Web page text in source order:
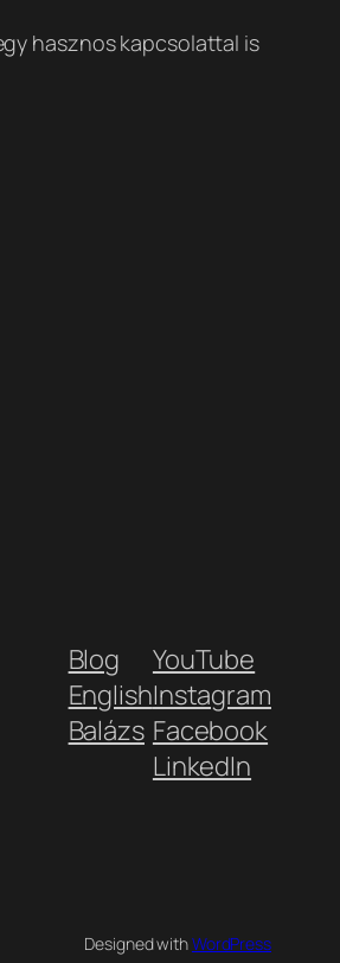
hasznos kapcsolattal is
Blog
English
Balázs
YouTube
Instagram
Facebook
LinkedIn
Designed withWordPress